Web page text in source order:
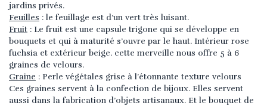
jardins privés.
Feuilles : le feuillage est d’un vert très luisant.
Fruit : Le fruit est une capsule trigone qui se développe en
bouquets et qui à maturité s’ouvre par le haut. Intérieur rose
fuchsia et extérieur beige. cette merveille nous offre 5 à 6
graines de velours.
Graine : Perle végétales grise à l’étonnante texture velours
Ces graines servent à la confection de bijoux. Elles servent
aussi dans la fabrication d’objets artisanaux. Et le bouquet de